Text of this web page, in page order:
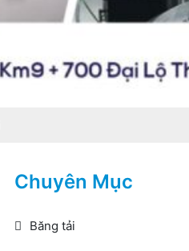
Chuyên Mục
Băng tải